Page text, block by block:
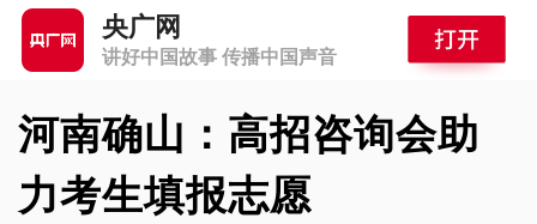
央广网
讲好中国故事 传播中国声音
河南确山：高招咨询会助
力考生填报志愿